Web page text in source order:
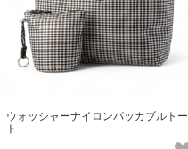
ウォッシャーナイロンパッカブルトー
ト